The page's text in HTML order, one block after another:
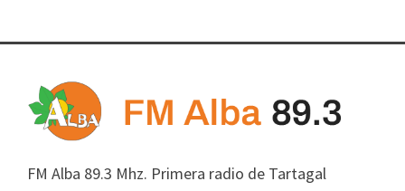
FM Alba 89.3 Mhz. Primera radio de Tartagal